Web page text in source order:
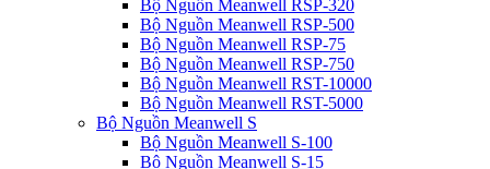
Bộ Nguồn Meanwell RSP-320
Bộ Nguồn Meanwell RSP-500
Bộ Nguồn Meanwell RSP-75
Bộ Nguồn Meanwell RSP-750
Bộ Nguồn Meanwell RST-10000
Bộ Nguồn Meanwell RST-5000
Bộ Nguồn Meanwell S
Bộ Nguồn Meanwell S-100
Bộ Nguồn Meanwell S-15